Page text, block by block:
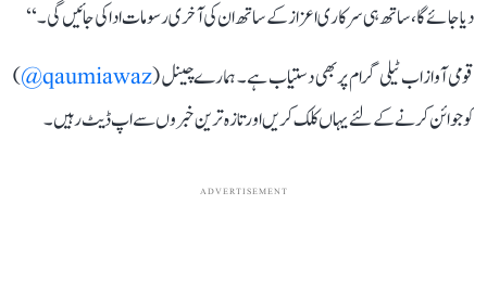
دیا جائے گا، ساتھ ہی سرکاری اعزاز کے ساتھ ان کی آخری رسومات ادا کی جائیں گی۔‘‘
قومی آواز اب ٹیلی گرام پر بھی دستیاب ہے۔ ہمارے چینل (qaumiawaz@
)
کو جوائن کرنے کے لئے یہاں کلک کریں اور تازہ ترین خبروں سے اپ ڈیٹ رہیں۔
ADVERTISEMENT